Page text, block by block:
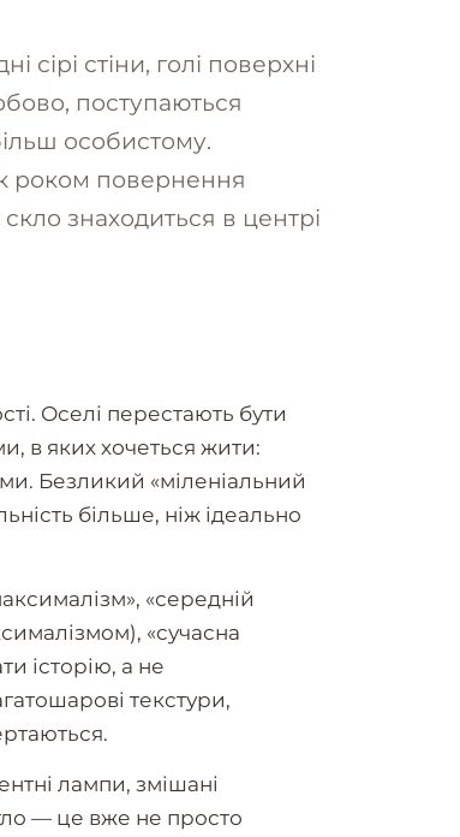
сірі стіни, голі поверхні
поступаються
особистому.
роком повернення
знаходиться в центрі
Оселі перестають бути
в яких хочеться жити:
Безликий «міленіальний
більше, ніж ідеально
«середній
«сучасна
історію, а не
текстури,
лампи, змішані
— це вже не просто